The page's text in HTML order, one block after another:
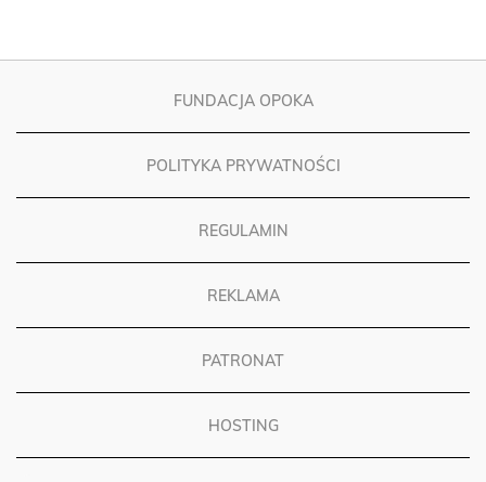
FUNDACJA OPOKA
POLITYKA PRYWATNOŚCI
REGULAMIN
REKLAMA
PATRONAT
HOSTING